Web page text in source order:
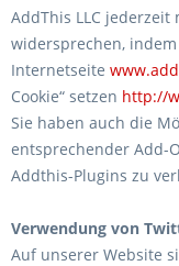
AddThis LLC
widersprechen,
Internetseite
Cookie“ setzen http://
Sie haben auch die
entsprechender Add-
Addthis-Plugins zu
Verwendung von
Auf unserer Website